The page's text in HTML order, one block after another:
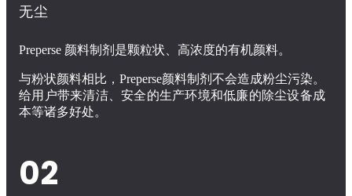
无尘
Preperse 颜料制剂是颗粒状、高浓度的有机颜料。
与粉状颜料相比，Preperse颜料制剂不会造成粉尘污染。
给用户带来清洁、安全的生产环境和低廉的除尘设备成
本等诸多好处。
02